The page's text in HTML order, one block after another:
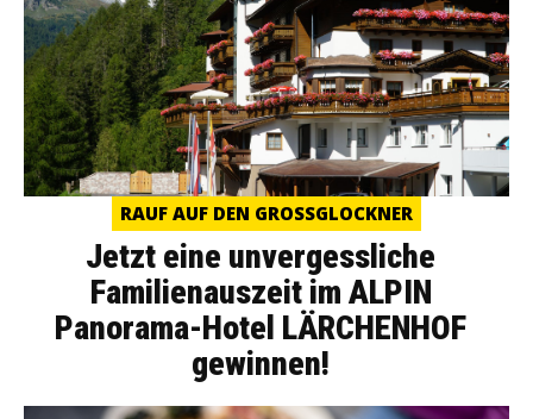
RAUF AUF DEN GROSSGLOCKNER
Jetzt eine unvergessliche
Familienauszeit im ALPIN
Panorama-Hotel LÄRCHENHOF
gewinnen!